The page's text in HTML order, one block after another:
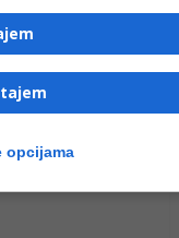
opcijama